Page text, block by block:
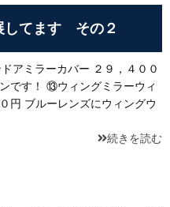
してます その２
アミラーカバー ２９，４００
です！ ⑬ウィングミラーウィ
円 ブルーレンズにウィングウ
続きを読む